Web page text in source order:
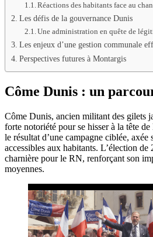
Réactions des habitants face au
Les défis de la gouvernance Dunis
Une administration en quête de
Les enjeux d’une gestion communale
Perspectives futures à Montargis
Côme Dunis : un
Côme Dunis, ancien militant des gilets
forte notoriété pour se hisser à la tête
le résultat d’une campagne ciblée, axée
accessibles aux habitants. L’élection
charnière pour le RN, renforçant son
moyennes.